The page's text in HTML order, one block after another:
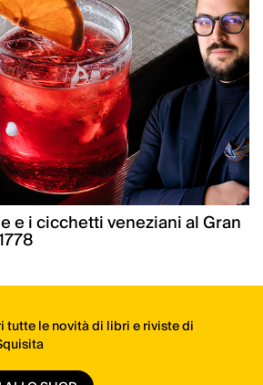
e i cicchetti veneziani al Gran
tutte le novità di libri e riviste di